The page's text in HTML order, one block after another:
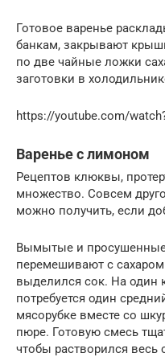
Готовое варенье
банкам, закрывают
по две чайные ложки
заготовки в
https://youtube.com/
Варенье с лимоном
Рецептов клюквы,
множество. Совсем
можно получить, если
Вымытые и просушенные
перемешивают с
выделился сок. На один
потребуется один
мясорубке вместе со
пюре. Готовую смесь
чтобы растворился весь